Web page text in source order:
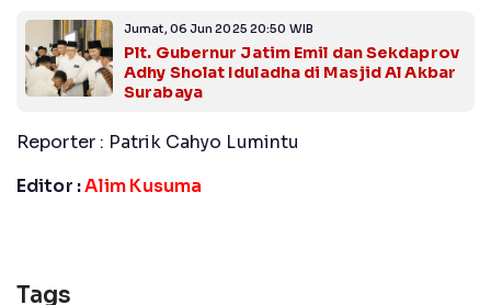
Jumat, 06 Jun 2025 20:50 WIB
Plt. Gubernur Jatim Emil dan Sekdaprov
Adhy Sholat Iduladha di Masjid Al Akbar
Surabaya
Reporter : Patrik Cahyo Lumintu
Editor :Alim Kusuma
Tags